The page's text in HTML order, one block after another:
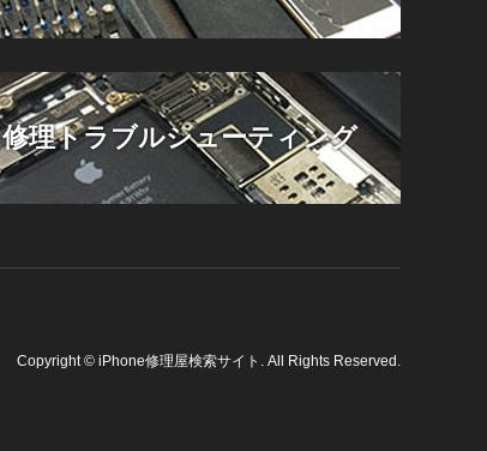
修理トラブルシューティング
Copyright © iPhone修理屋検索サイト . All Rights Reserved.